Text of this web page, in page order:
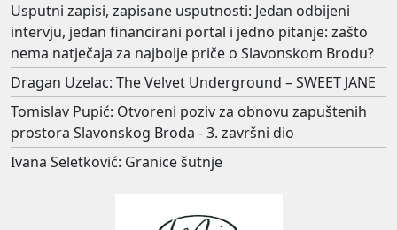
Usputni zapisi, zapisane usputnosti: Jedan odbijeni
intervju, jedan financirani portal i jedno pitanje: zašto
nema natječaja za najbolje priče o Slavonskom Brodu?
Dragan Uzelac: The Velvet Underground – SWEET JANE
Tomislav Pupić: Otvoreni poziv za obnovu zapuštenih
prostora Slavonskog Broda - 3. završni dio
Ivana Seletković: Granice šutnje